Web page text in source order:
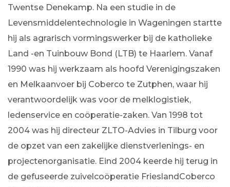
Twentse Denekamp. Na een studie in de
Levensmiddelentechnologie in Wageningen startte
hij als agrarisch vormingswerker bij de katholieke
Land -en Tuinbouw Bond (LTB) te Haarlem. Vanaf
1990 was hij werkzaam als hoofd Verenigingszaken
en Melkaanvoer bij Coberco te Zutphen, waar hij
verantwoordelijk was voor de melklogistiek,
ledenservice en coöperatie-zaken. Van 1998 tot
2004 was hij directeur ZLTO-Advies in Tilburg voor
de opzet van een zakelijke dienstverlenings- en
projectenorganisatie. Eind 2004 keerde hij terug in
de gefuseerde zuivelcoöperatie FrieslandCoberco